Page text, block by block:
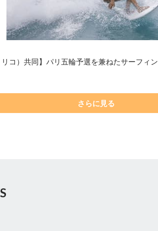
リコ）共同】パリ五輪予選を兼ねたサーフ
さらに見る